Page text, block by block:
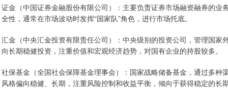
证金（中国证券金融股份有限公司）：主要负责证券市场融资融券的
全性，通常在市场波动时发挥“国家队”角色，进行市场托底。
汇金（中央汇金投资有限责任公司）：中央级别的投资公司，管理国
向长期稳健投资，注重价值和宏观经济趋势，对国有企业的持股较多。
社保基金（全国社会保障基金理事会）：国家战略储备基金，通过多
风格偏向稳健、长期，注重风险控制和收益平衡，倾向于获得稳定的长